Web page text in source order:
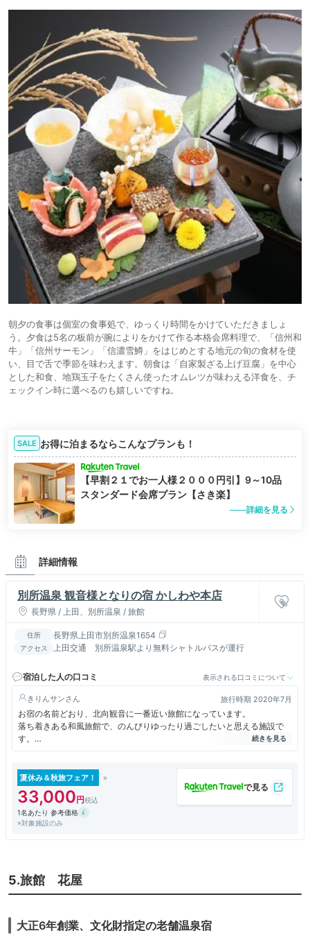
朝夕の食事は個室の食事処で、ゆっくり時間をかけていただきましょ
う。夕食は5名の板前が腕によりをかけて作る本格会席料理で、「信州和
牛」「信州サーモン」「信濃雪鱒」をはじめとする地元の旬の食材を使
い、目で舌で季節を味わえます。朝食は「自家製ざる上げ豆腐」を中心
とした和食、地鶏玉子をたくさん使ったオムレツが味わえる洋食を、チ
ェックイン時に選べるのも嬉しいですね。
SALE お得に泊まるならこんなプランも！
【早割２１でお一人様２０００円引】9～10品
スタンダード会席プラン【さき楽】
詳細を見る
詳細情報
別所温泉 観音様となりの宿 かしわや本店
長野県 / 上田、別所温泉 / 旅館
住所 長野県上田市別所温泉1654
アクセス 上田交通 別所温泉駅より無料シャトルバスが運行
宿泊した人の口コミ 表示される口コミについて
きりんサン 旅行時期 2020年7月
お宿の名前どおり、北向観音に一番近い旅館になっています。
落ち着きある和風旅館で、のんびりゆったり過ごしたいと思える施設で
す。
館内では室内履きに履き替えです。施設内の至るところは木の造りで、暖
お湯はやわらかい泉室です。部屋風呂付きのお部屋も多く、また収容人員
が少ないのでパブリックのお風呂もガラガラで入れます。
温泉が好きな利用者には最高です。
北向観音の鐘が朝早く鳴ります。目覚まし時計が無くても早起き出来ま
す。
夏休み＆秋旅フェア！
33,000
1名あたり 参考価格
※対象施設のみ
5.旅館 花屋
大正6年創業、文化財指定の老舗温泉宿